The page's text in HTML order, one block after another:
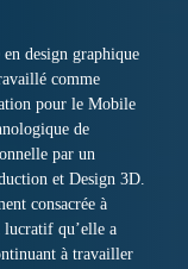
design graphique
comme
pour le Mobile
de
par un
et Design 3D.
consacrée à
qu’elle a
à travailler